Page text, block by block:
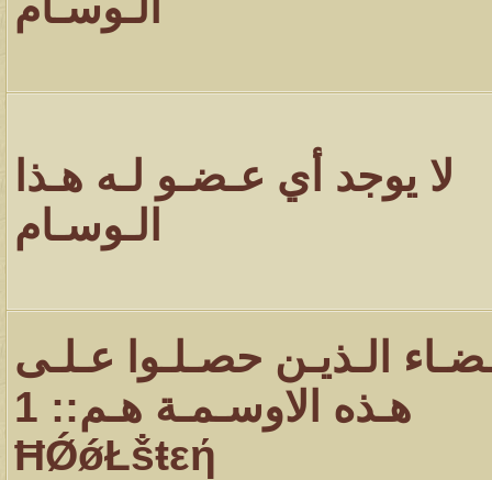
لا يوجد أي عـضـو لـه هـذا
الـوسـام
الـذيـن حصـلـوا عـلـى
هـذه الاوسـمـة هـم:: 1
ĦǾǿŁṧŧεή